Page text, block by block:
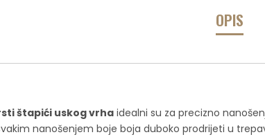
OPIS
štapići uskog vrha idealni su za precizno
nanošenjem boje boja duboko prodrijeti u